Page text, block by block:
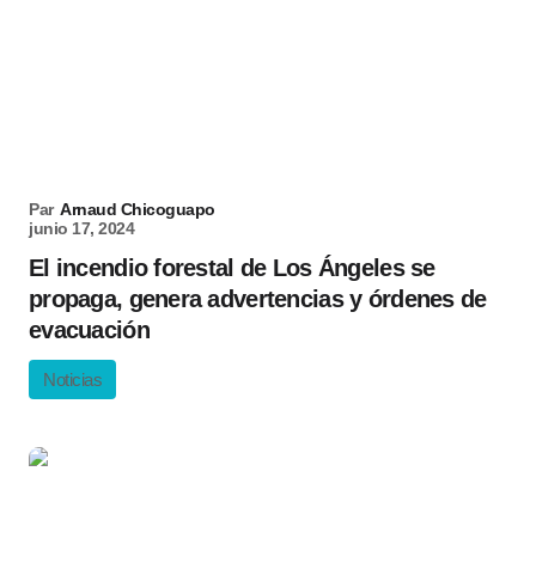
Par Arnaud Chicoguapo
junio 17, 2024
El incendio forestal de Los Ángeles se
propaga, genera advertencias y órdenes de
evacuación
Noticias